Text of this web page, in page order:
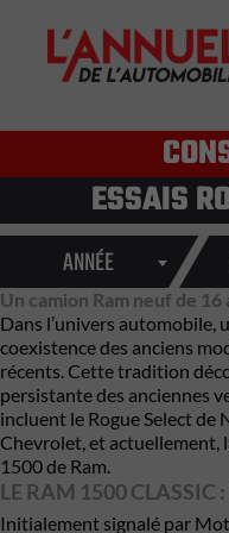
ESSAIS
ANNÉE
Un camion Ram neuf de
Dans l’univers automobile,
coexistence des anciens
récents. Cette tradition
persistante des anciennes
incluent le Rogue Select de
Chevrolet, et actuellement,
1500 de Ram.
LE RAM 1500 CLASSIC
Initialement signalé par